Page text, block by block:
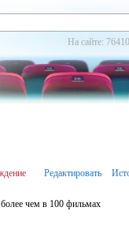
На сайте:
Редактировать
чем в 100 фильмах